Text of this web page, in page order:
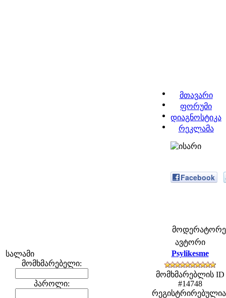
მთავარი
ფორუმი
დიაგნოსტიკა
რეკლამა
სალამი
მომხმარებელი:
პაროლი:
Facebook
ავტორი
Psylikesme
მომხმარებლის ID
#14748